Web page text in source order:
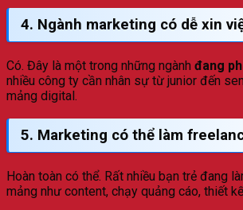
4. Ngành marketing có dễ xin
Có. Đây là một trong những ngành đang
nhiều công ty cần nhân sự từ junior đến
mảng digital.
5. Marketing có thể làm
Hoàn toàn có thể. Rất nhiều bạn trẻ đang
mảng như content, chạy quảng cáo, thiết